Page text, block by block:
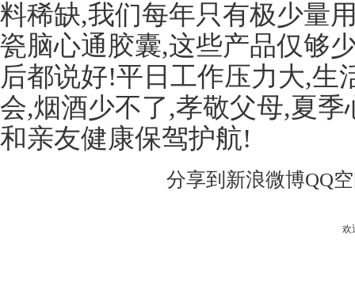
料稀缺,我们每年只有极少量
瓷脑心通胶囊,这些产品仅够
后都说好!平日工作压力大,生
会,烟酒少不了,孝敬父母,夏
和亲友健康保驾护航!
分享到 新浪微博QQ
欢